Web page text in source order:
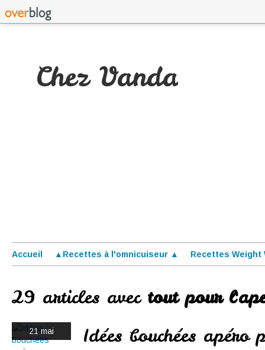
Chez Vanda
Accueil ▲Recettes à l'omnicuiseur ▲ Recettes Weight
29 articles avec tout pour
21 mai
Idées bouchées apéro